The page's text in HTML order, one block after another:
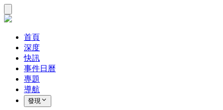
首頁
深度
快訊
事件日曆
專題
導航
發現